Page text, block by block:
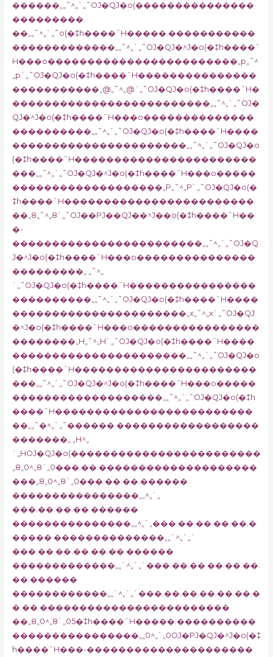
������„„˜^„`„˜OJ�QJ�o(���������������
���������
��„„˜^„`„˜o(�‡h����ˆH�����.�����������
�������������„„˜^„`„˜OJ�QJ�^J�o(�‡h����ˆ
H���o������������������������„p„˜^
„p`„˜OJ�QJ�o(�‡h����ˆH���������������
�����������„@„˜^„@`„˜OJ�QJ�o(�‡h����ˆH�
�������������������������„„˜^„`„˜OJ�
QJ�^J�o(�‡h����ˆH���o��������������
����������„„˜^„`„˜OJ�QJ�o(�‡h����ˆH����
����������������������„„˜^„`„˜OJ�QJ�o
(�‡h����ˆH�����������������������
���„„˜^„`„˜OJ�QJ�^J�o(�‡h����ˆH���o�����
�������������������„P„˜^„P`„˜OJ�QJ�o(�
‡h����ˆH������������������������
��„8„˜^„8`„˜OJ��PJ��QJ��^J��o(�‡h����ˆH��
�-
������������������������„„˜^„`„˜OJ�Q
J�^J�o(�‡h����ˆH���o���������������
���������„ „˜^„
`„˜OJ�QJ�o(�‡h����ˆH����������������
����������„„˜^„`„˜OJ�QJ�o(�‡h����ˆH����
����������������������„x„˜^„x`„˜OJ�QJ
�^J�o(�‡h����ˆH���o����������������
��������„H„˜^„H`„˜OJ�QJ�o(�‡h����ˆH����
����������������������„„˜^„`„˜OJ�QJ�o
(�‡h����ˆH�����������������������
���„„˜^„`„˜OJ�QJ�^J�o(�‡h����ˆH���o�����
�������������������„„˜^„`„˜OJ�QJ�o(�‡h
����ˆH�������������������������
��„„˜�^„`„˜������.������������������
�������„ „H^„
`„HOJ�QJ�o(������������������������
„8„0^„8`„0���.��.��������������������
���„8„0^„8`„0���.��.��.������
����������������„„^„`„
���.��.��.��.������
���������������„„^„`„���.��.��.��.��.�
����� ��������������„„`^„`„`
���.��.��.��.��.��.������
�������������„„`^„`„`���.��.��.��.��.��.
��.������
������������„„`^„`„`���.��.��.��.��.��.�
�.��.������������������������
��„8„0^„8`„05�‡h����ˆH�����.����������
����������������„„0^„`„0OJ�PJ�QJ�^J�o(�‡
h����ˆH���-���������������������